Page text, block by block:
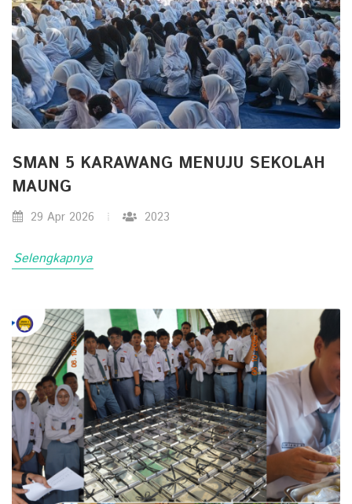
SMAN 5 KARAWANG MENUJU SEKOLAH
MAUNG
29 Apr 2026 2023
Selengkapnya